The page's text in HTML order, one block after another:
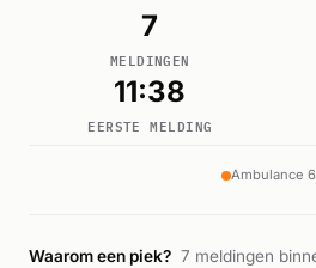
7
MELDINGEN
11:38
EERSTE MELDING
Ambulance 6
Waarom een piek? 7 meldingen